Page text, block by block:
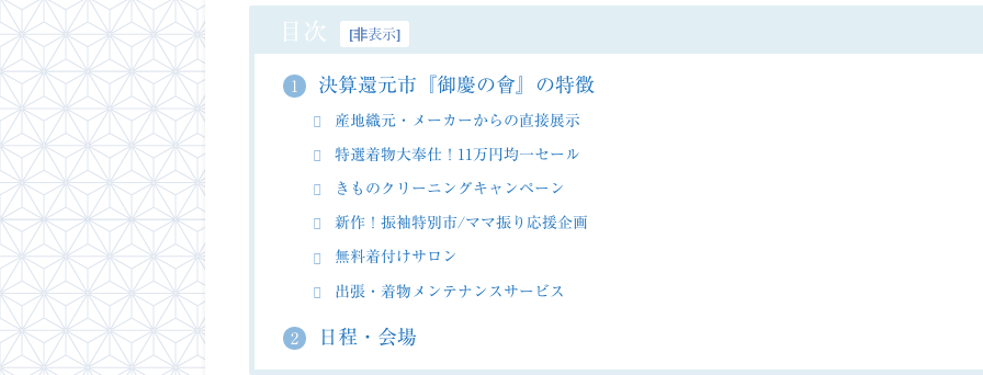
目次 [非表示]
1 決算還元市『御慶の會』の特徴
産地織元・メーカーからの直接展示
特選着物大奉仕！11万円均一セール
きものクリーニングキャンペーン
新作！振袖特別市/ママ振り応援企画
無料着付けサロン
出張・着物メンテナンスサービス
2 日程・会場